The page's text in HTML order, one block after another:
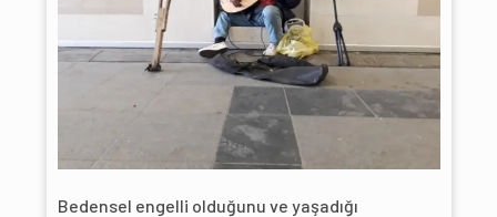
Bedensel engelli olduğunu ve yaşadığı